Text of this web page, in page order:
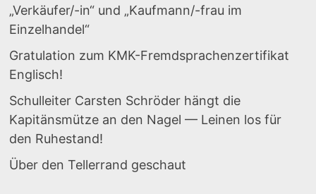
„Verkäufer/-in“ und „Kaufmann/-frau im
Einzelhandel“
Gratulation zum KMK-Fremdsprachenzertifikat
Englisch!
Schulleiter Carsten Schröder hängt die
Kapitänsmütze an den Nagel — Leinen los für
den Ruhestand!
Über den Tellerrand geschaut